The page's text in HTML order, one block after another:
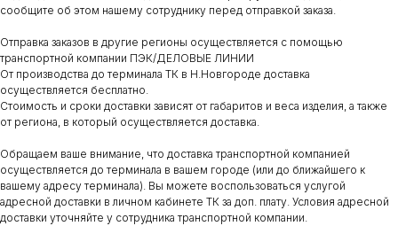
сообщите об этом нашему сотруднику перед отправкой заказа.
Отправка заказов в другие регионы осуществляется с помощью
транспортной компании ПЭК/ДЕЛОВЫЕ ЛИНИИ
От производства до терминала ТК в Н.Новгороде доставка
осуществляется бесплатно.
Стоимость и сроки доставки зависят от габаритов и веса изделия, а также
от региона, в который осуществляется доставка.
Обращаем ваше внимание, что доставка транспортной компанией
осуществляется до терминала в вашем городе (или до ближайшего к
вашему адресу терминала). Вы можете воспользоваться услугой
адресной доставки в личном кабинете ТК за доп. плату. Условия адресной
доставки уточняйте у сотрудника транспортной компании.